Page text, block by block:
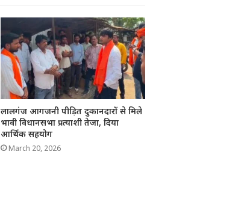
लालगंज आगजनी पीड़ित दुकानदारों से मिले
भावी विधानसभा प्रत्याशी तेजा, दिया
आर्थिक सहयोग
March 20, 2026